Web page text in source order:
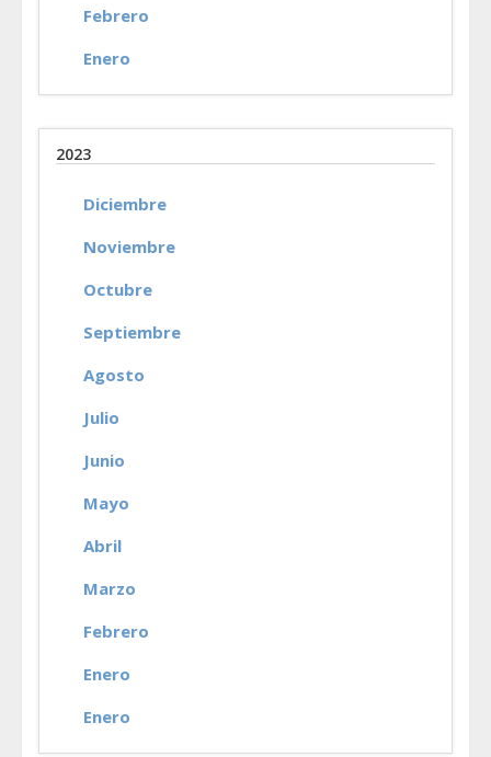
Febrero
Enero
2023
Diciembre
Noviembre
Octubre
Septiembre
Agosto
Julio
Junio
Mayo
Abril
Marzo
Febrero
Enero
Enero